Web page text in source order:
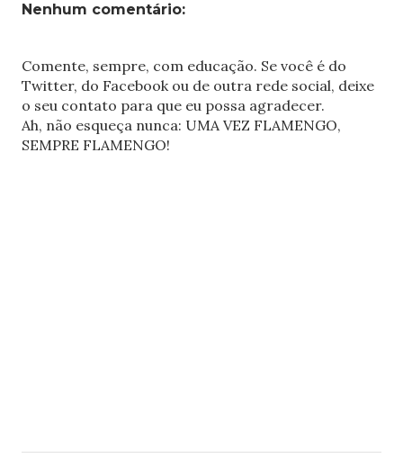
Nenhum comentário:
Comente, sempre, com educação. Se você é do
Twitter, do Facebook ou de outra rede social, deixe
o seu contato para que eu possa agradecer.
Ah, não esqueça nunca: UMA VEZ FLAMENGO,
SEMPRE FLAMENGO!